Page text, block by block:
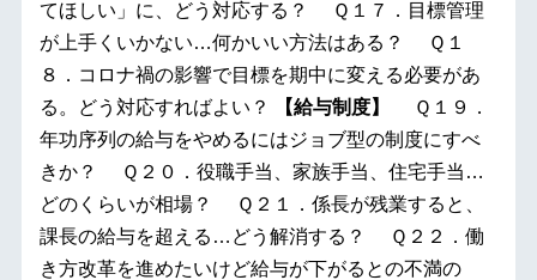
てほしい」に、どう対応する？ Ｑ１７．目標管理
が上手くいかない…何かいい方法はある？ Ｑ１
８．コロナ禍の影響で目標を期中に変える必要があ
る。どう対応すればよい？
【給与制度】
Ｑ１９．
年功序列の給与をやめるにはジョブ型の制度にすべ
きか？ Ｑ２０．役職手当、家族手当、住宅手当…
どのくらいが相場？ Ｑ２１．係長が残業すると、
課長の給与を超える…どう解消する？ Ｑ２２．働
き方改革を進めたいけど給与が下がるとの不満の